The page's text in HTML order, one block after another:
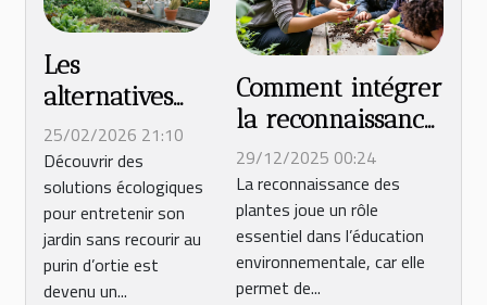
Les
alternatives
légales au
purin d’ortie
pour un
jardinage
écologique
25/02/2026 21:10
Découvrir des
solutions écologiques
pour entretenir son
jardin sans recourir au
purin d’ortie est
devenu un...
Comment intégrer
la reconnaissance
de plantes dans
l'éducation
environnementale
?
29/12/2025 00:24
La reconnaissance des
plantes joue un rôle
essentiel dans l’éducation
environnementale, car elle
permet de...